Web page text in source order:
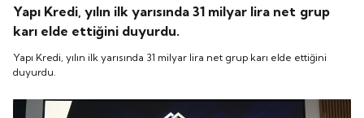
Yapı Kredi, yılın ilk yarısında 31 milyar lira net grup
karı elde ettiğini duyurdu.
Yapı Kredi, yılın ilk yarısında 31 milyar lira net grup karı elde ettiğini
duyurdu.